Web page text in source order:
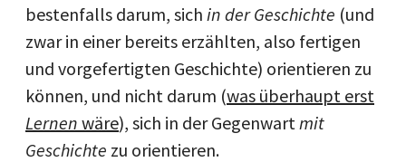
bestenfalls darum, sich in der Geschichte (und
zwar in einer bereits erzählten, also fertigen
und vorgefertigten Geschichte) orientieren zu
können, und nicht darum (was überhaupt erst
Lernen wäre), sich in der Gegenwartmit
Geschichte zu orientieren.